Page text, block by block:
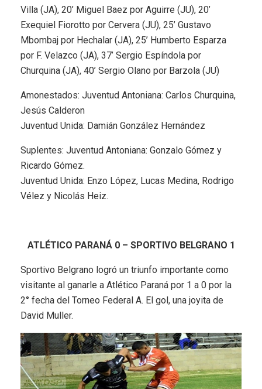
Villa (JA), 20’ Miguel Baez por Aguirre (JU), 20’
Exequiel Fiorotto por Cervera (JU), 25’ Gustavo
Mbombaj por Hechalar (JA), 25’ Humberto Esparza
por F. Velazco (JA), 37’ Sergio Espíndola por
Churquina (JA), 40’ Sergio Olano por Barzola (JU)
Amonestados: Juventud Antoniana: Carlos Churquina,
Jesús Calderon
Juventud Unida: Damián González Hernández
Suplentes: Juventud Antoniana: Gonzalo Gómez y
Ricardo Gómez.
Juventud Unida: Enzo López, Lucas Medina, Rodrigo
Vélez y Nicolás Heiz.
ATLÉTICO PARANÁ 0 – SPORTIVO BELGRANO 1
Sportivo Belgrano logró un triunfo importante como
visitante al ganarle a Atlético Paraná por 1 a 0 por la
2° fecha del Torneo Federal A. El gol, una joyita de
David Muller.